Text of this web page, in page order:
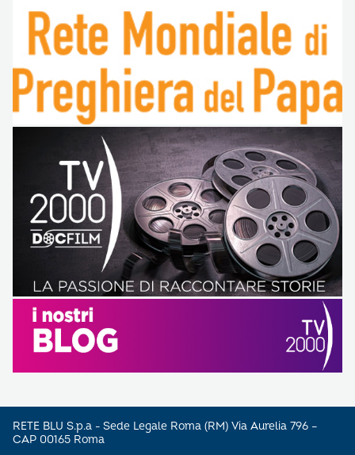
RETE BLU S.p.a - Sede Legale Roma (RM) Via Aurelia 796 –
CAP 00165 Roma